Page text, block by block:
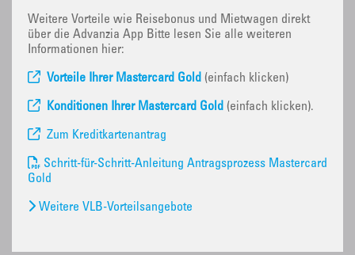
Weitere Vorteile wie Reisebonus und Mietwagen direkt
über die Advanzia App Bitte lesen Sie alle weiteren
Informationen hier:
Vorteile Ihrer Mastercard Gold (einfach klicken)
Konditionen Ihrer Mastercard Gold (einfach klicken).
Zum Kreditkartenantrag
Schritt-für-Schritt-Anleitung Antragsprozess Mastercard
Gold
Weitere VLB-Vorteilsangebote